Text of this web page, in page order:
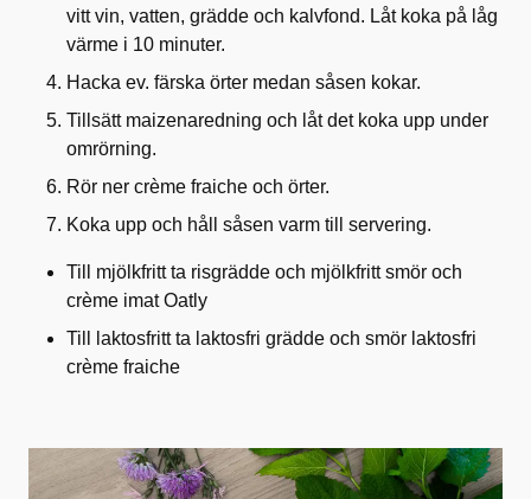
vitt vin, vatten, grädde och kalvfond. Låt koka på låg
värme i 10 minuter.
Hacka ev. färska örter medan såsen kokar.
Tillsätt maizenaredning och låt det koka upp under
omrörning.
Rör ner crème fraiche och örter.
Koka upp och håll såsen varm till servering.
Till mjölkfritt ta risgrädde och mjölkfritt smör och
crème imat Oatly
Till laktosfritt ta laktosfri grädde och smör laktosfri
crème fraiche